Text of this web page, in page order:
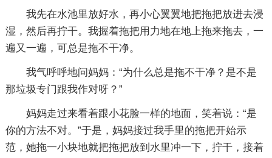
我先在水池里放好水，再小心翼翼地把拖把放进去浸
湿，然后再拧干。我握着拖把用力地在地上拖来拖去，一
遍又一遍，可总是拖不干净。
我气呼呼地问妈妈：“为什么总是拖不干净？是不是
那垃圾专门跟我作对呀？”
妈妈走过来看着跟小花脸一样的地面，笑着说：“是
你的方法不对。”于是，妈妈接过我手里的拖把开始示
范，她拖一小块地就把拖把放到水里冲一下，拧干，接着